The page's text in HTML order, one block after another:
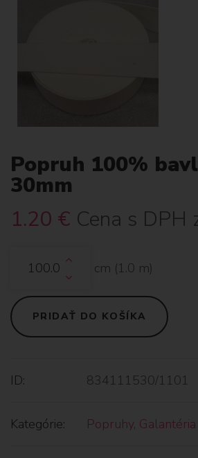
Popruh 100%
30mm
1.20 € Cena s DPH
cm (1.0 m)
PRIDAŤ DO KOŠÍKA
ID: 834111530/1101
Kategórie: Popruhy, Galantéria